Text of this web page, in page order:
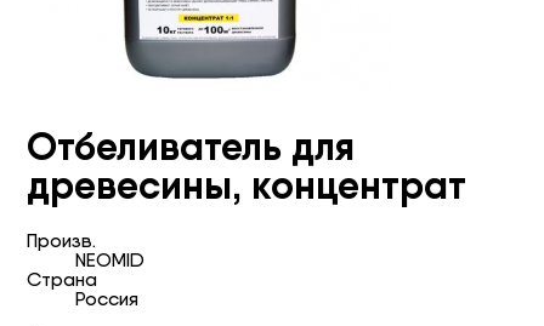
Отбеливатель для
древесины, концентрат
Произв.
NEOMID
Страна
Россия